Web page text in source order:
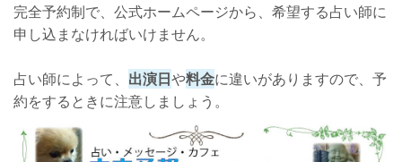
完全予約制で、公式ホームページから、希望する占い師に
申し込まなければいけません。
占い師によって、 出演日や料金に違いがありますので、予
約をするときに注意しましょう。